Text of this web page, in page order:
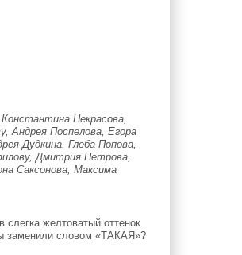
Некрасова,
Андрея Поспелова, Егора
Дудкина, Глеба Попова,
Дмитрия Петрова,
Саксонова, Максима
желтоватый оттенок.
заменили словом «ТАКАЯ»?